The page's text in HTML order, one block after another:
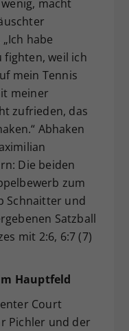
macht
habe
fighten, weil ich
mein Tennis
meiner
zufrieden, das
Abhaken
Die beiden
zum
Schnaitter und
Satzball
mit 2:6, 6:7 (7)
Hauptfeld
Court
Pichler und der